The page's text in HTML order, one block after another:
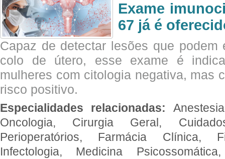
Exame
67 já é
Capaz de detectar lesões que
colo de útero, esse exame é
mulheres com citologia negativa, mas
risco positivo.
Especialidades relacionadas:
Oncologia, Cirurgia Geral,
Perioperatórios, Farmácia Clínica,
Infectologia, Medicina